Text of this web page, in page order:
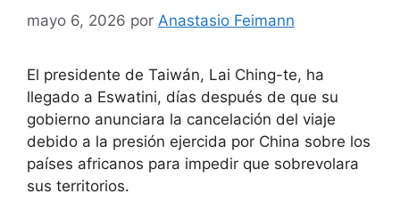
mayo 6, 2026 por Anastasio Feimann
El presidente de Taiwán, Lai Ching-te, ha
llegado a Eswatini, días después de que su
gobierno anunciara la cancelación del viaje
debido a la presión ejercida por China sobre los
países africanos para impedir que sobrevolara
sus territorios.